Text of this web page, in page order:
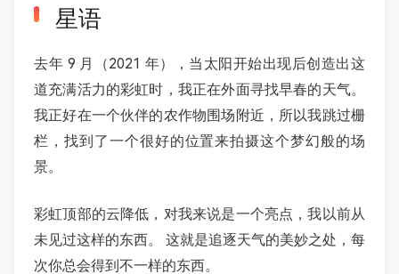
星语
去年 9 月（2021 年），当太阳开始出现后创造出这
道充满活力的彩虹时，我正在外面寻找早春的天气。
我正好在一个伙伴的农作物围场附近，所以我跳过栅
栏，找到了一个很好的位置来拍摄这个梦幻般的场
景。
彩虹顶部的云降低，对我来说是一个亮点，我以前从
未见过这样的东西。 这就是追逐天气的美妙之处，每
次你总会得到不一样的东西。